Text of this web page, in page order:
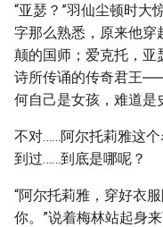
“亚瑟？”羽仙尘顿时大
字那么熟悉，原来他穿
颠的国师；爱克托，亚
诗所传诵的传奇君王
何自己是女孩，难道是
不对……阿尔托莉雅这
到过……到底是哪呢？
“阿尔托莉雅，穿好衣
你。”说着梅林站起身来